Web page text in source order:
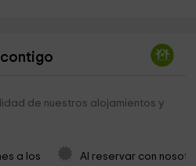
7,3 km
de nuestros alojamientos y
a los
Al reservar con